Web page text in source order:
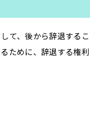
て、後から辞退する
ために、辞退する権利